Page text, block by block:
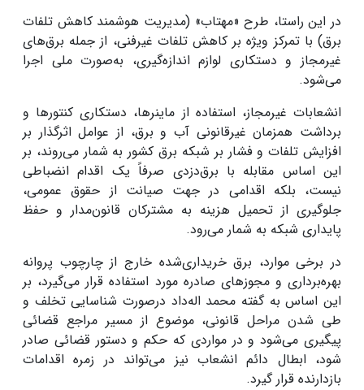
در این راستا، طرح «مهتاب» (مدیریت هوشمند کاهش تلفات
برق) با تمرکز ویژه بر کاهش تلفات غیرفنی، از جمله برق‌های
غیرمجاز و دستکاری لوازم اندازه‌گیری، به‌صورت ملی اجرا
می‌شود.
انشعابات غیرمجاز، استفاده از ماینرها، دستکاری کنتورها و
برداشت همزمان غیرقانونی آب و برق، از عوامل اثرگذار بر
افزایش تلفات و فشار بر شبکه برق کشور به شمار می‌روند، بر
این اساس مقابله با برق‌دزدی صرفاً یک اقدام انضباطی
نیست، بلکه اقدامی در جهت صیانت از حقوق عمومی،
جلوگیری از تحمیل هزینه به مشترکان قانون‌مدار و حفظ
پایداری شبکه به شمار می‌رود.
در برخی موارد، برق خریداری‌شده خارج از چارچوب پروانه
بهره‌برداری و مجوزهای صادره مورد استفاده قرار می‌گیرد، بر
این اساس به گفته محمد اله‌داد درصورت شناسایی تخلف و
طی شدن مراحل قانونی، موضوع از مسیر مراجع قضائی
پیگیری می‌شود و در مواردی که حکم و دستور قضائی صادر
شود، ابطال دائم انشعاب نیز می‌تواند در زمره اقدامات
بازدارنده قرار گیرد.